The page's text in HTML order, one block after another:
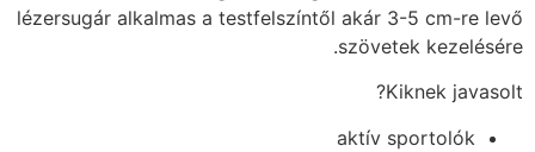
lézersugár alkalmas a testfelszíntől akár 3-5 cm-re levő
szövetek kezelésére.
Kiknek javasolt?
aktív sportolók